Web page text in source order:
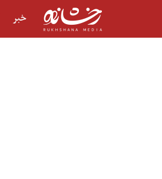
خبر